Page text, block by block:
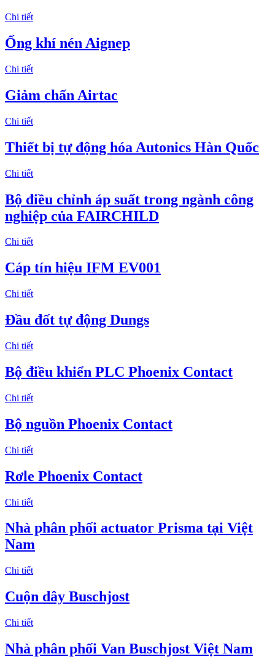
Chi tiết
Ống khí nén Aignep
Chi tiết
Giảm chấn Airtac
Chi tiết
Thiết bị tự động hóa Autonics Hàn Quốc
Chi tiết
Bộ điều chỉnh áp suất trong ngành công
nghiệp của FAIRCHILD
Chi tiết
Cáp tín hiệu IFM EV001
Chi tiết
Đầu đốt tự động Dungs
Chi tiết
Bộ điều khiển PLC Phoenix Contact
Chi tiết
Bộ nguồn Phoenix Contact
Chi tiết
Rơle Phoenix Contact
Chi tiết
Nhà phân phối actuator Prisma tại Việt
Nam
Chi tiết
Cuộn dây Buschjost
Chi tiết
Nhà phân phối Van Buschjost Việt Nam